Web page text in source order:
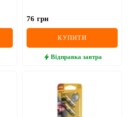
76 грн
КУПИТИ
Відправка завтра